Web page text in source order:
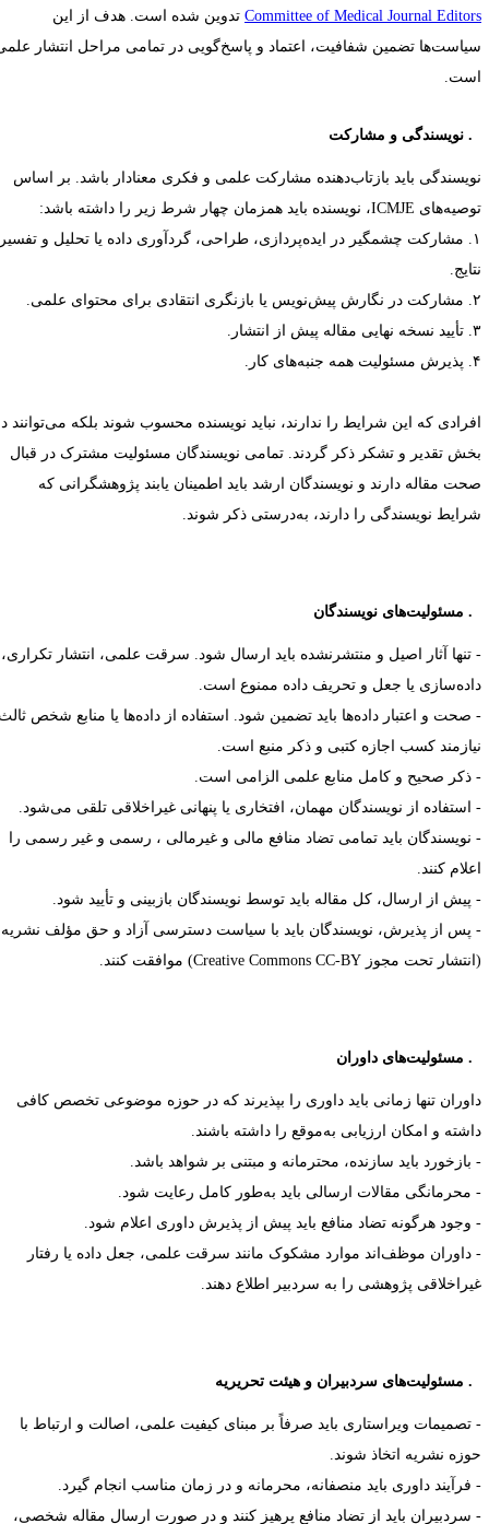
Committee of Medical Journalتدوین شده است. هدف از این
تضمین شفافیت، اعتماد و پاسخ‌گویی در تمامی مراحل انتشار علمی
نویسندگی و مشارکت
باید بازتاب‌دهنده مشارکت علمی و فکری معنادار باشد. بر اساس
ICMJE، نویسنده باید همزمان چهار شرط زیر را داشته باشد:
مشارکت چشمگیر در ایده‌پردازی، طراحی، گردآوری داده یا تحلیل و تفسیر
مشارکت در نگارش پیش‌نویس یا بازنگری انتقادی برای محتوای علمی.
تأیید نسخه نهایی مقاله پیش از انتشار.
پذیرش مسئولیت همه جنبه‌های کار.
که این شرایط را ندارند، نباید نویسنده محسوب شوند بلکه می‌توانند در
تقدیر و تشکر ذکر گردند. تمامی نویسندگان مسئولیت مشترک در قبال
مقاله دارند و نویسندگان ارشد باید اطمینان یابند پژوهشگرانی که
نویسندگی را دارند، به‌درستی ذکر شوند.
مسئولیت‌های نویسندگان
تنها آثار اصیل و منتشرنشده باید ارسال شود. سرقت علمی، انتشار تکراری،
یا جعل و تحریف داده ممنوع است.
صحت و اعتبار داده‌ها باید تضمین شود. استفاده از داده‌ها یا منابع شخص ثالث
کسب اجازه کتبی و ذکر منبع است.
ذکر صحیح و کامل منابع علمی الزامی است.
استفاده از نویسندگان مهمان، افتخاری یا پنهانی غیراخلاقی تلقی می‌شود.
نویسندگان باید تمامی تضاد منافع مالی و غیرمالی، رسمی و غیر رسمیرا
کنند.
پیش از ارسال، کل مقاله باید توسط نویسندگان بازبینی و تأیید شود.
پس از پذیرش، نویسندگان باید با سیاست دسترسی آزاد و حق مؤلف نشریه
تحت مجوزCreative Commons CC-BY) موافقت کنند.
مسئولیت‌های داوران
تنها زمانی باید داوری را بپذیرند که در حوزه موضوعی تخصص کافی
و امکان ارزیابی به‌موقع را داشته باشند.
بازخورد باید سازنده، محترمانه و مبتنی بر شواهد باشد.
محرمانگی مقالات ارسالی باید به‌طور کامل رعایت شود.
وجود هرگونه تضاد منافع باید پیش از پذیرش داوری اعلام شود.
داوران موظف‌اند موارد مشکوک مانند سرقت علمی، جعل داده یا رفتار
پژوهشی را به سردبیر اطلاع دهند.
مسئولیت‌های سردبیران و هیئت تحریریه
تصمیمات ویراستاری باید صرفاً بر مبنای کیفیت علمی، اصالت و ارتباط با
نشریه اتخاذ شوند.
فرآیند داوری باید منصفانه، محرمانه و در زمان مناسب انجام گیرد.
سردبیران باید از تضاد منافع پرهیز کنند و در صورت ارسال مقاله شخصی،